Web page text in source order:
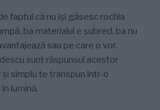
faptul că nu își găsesc rochia
ba materialul e șubred, ba nu
sau pe care o vor.
sunt răspunsul acestor
simplu te transpun într-o
lumină.